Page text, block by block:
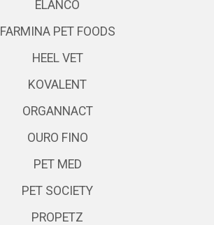
ELANCO
FARMINA PET FOODS
HEEL VET
KOVALENT
ORGANNACT
OURO FINO
PET MED
PET SOCIETY
PROPETZ